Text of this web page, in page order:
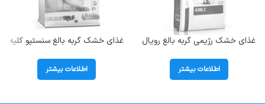
غذای خشک رژیمی گربه بالغ رویال
اطلاعات بیشتر
غذای خشک گربه بالغ سنستیو کلیه
1/3 کیلوگرم
اطلاعات بیشتر